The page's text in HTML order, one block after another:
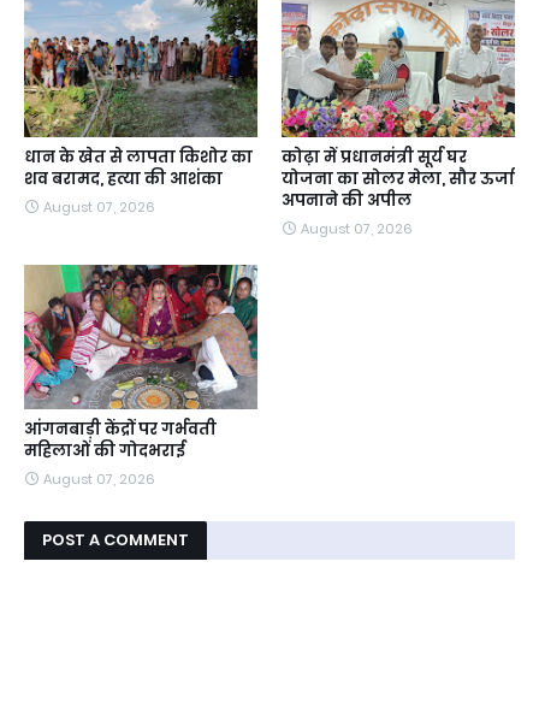
धान के खेत से लापता किशोर का
शव बरामद, हत्या की आशंका
August 07, 2026
कोढ़ा में प्रधानमंत्री सूर्य घर
योजना का सोलर मेला, सौर ऊर्जा
अपनाने की अपील
August 07, 2026
आंगनबाड़ी केंद्रों पर गर्भवती
महिलाओं की गोदभराई
August 07, 2026
POST A COMMENT